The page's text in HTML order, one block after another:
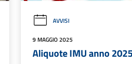
AVVISI
9 MAGGIO 2025
Aliquote IMU anno